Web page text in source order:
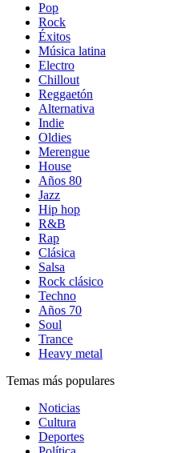
Pop
Rock
Éxitos
Música latina
Electro
Chillout
Reggaetón
Alternativa
Indie
Oldies
Merengue
House
Años 80
Jazz
Hip hop
R&B
Rap
Clásica
Salsa
Rock clásico
Techno
Años 70
Soul
Trance
Heavy metal
Temas más populares
Noticias
Cultura
Deportes